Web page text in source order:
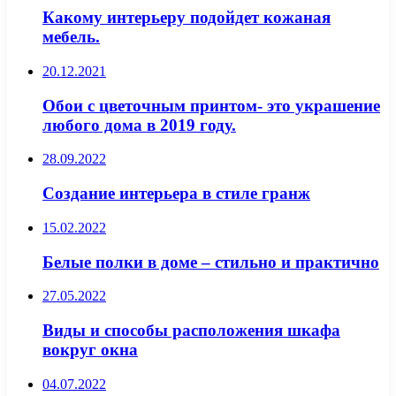
Какому интерьеру подойдет кожаная
мебель.
20.12.2021
Обои с цветочным принтом- это украшение
любого дома в 2019 году.
28.09.2022
Создание интерьера в стиле гранж
15.02.2022
Белые полки в доме – стильно и практично
27.05.2022
Виды и способы расположения шкафа
вокруг окна
04.07.2022